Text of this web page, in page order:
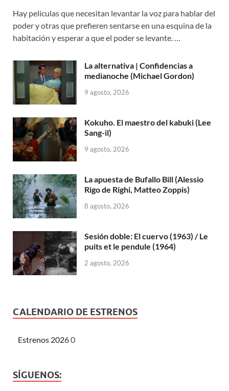
Hay películas que necesitan levantar la voz para hablar del
poder y otras que prefieren sentarse en una esquina de la
habitación y esperar a que el poder se levante. …
La alternativa | Confidencias a
medianoche (Michael Gordon)
9 agosto, 2026
Kokuho. El maestro del kabuki (Lee
Sang-il)
9 agosto, 2026
La apuesta de Bufallo Bill (Alessio
Rigo de Righi, Matteo Zoppis)
8 agosto, 2026
Sesión doble: El cuervo (1963) / Le
puits et le pendule (1964)
2 agosto, 2026
CALENDARIO DE ESTRENOS
Estrenos 20260
SÍGUENOS: